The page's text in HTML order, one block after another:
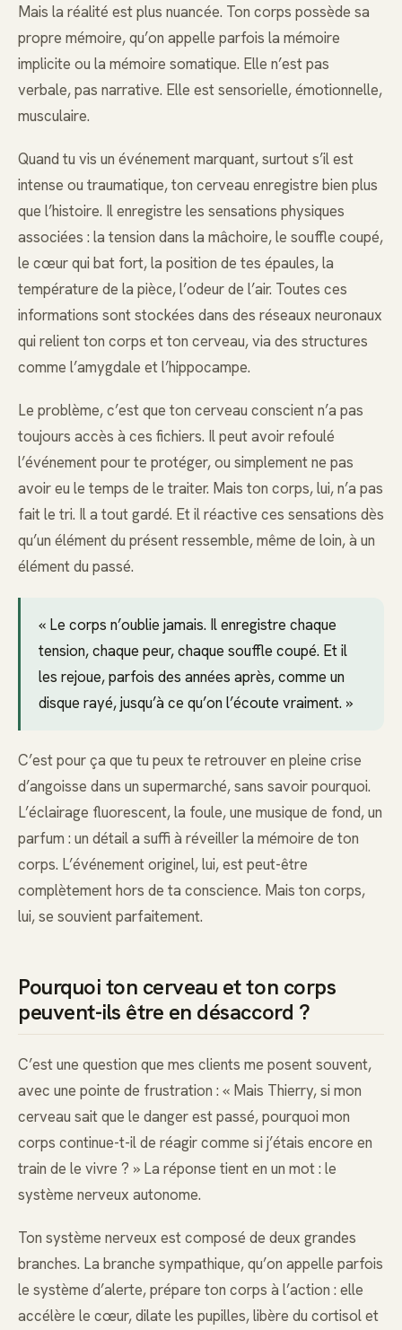
Mais la réalité est plus nuancée. Ton corps possède sa
propre mémoire, qu’on appelle parfois la mémoire
implicite ou la mémoire somatique. Elle n’est pas
verbale, pas narrative. Elle est sensorielle, émotionnelle,
musculaire.
Quand tu vis un événement marquant, surtout s’il est
intense ou traumatique, ton cerveau enregistre bien plus
que l’histoire. Il enregistre les sensations physiques
associées : la tension dans la mâchoire, le souffle coupé,
le cœur qui bat fort, la position de tes épaules, la
température de la pièce, l’odeur de l’air. Toutes ces
informations sont stockées dans des réseaux neuronaux
qui relient ton corps et ton cerveau, via des structures
comme l’amygdale et l’hippocampe.
Le problème, c’est que ton cerveau conscient n’a pas
toujours accès à ces fichiers. Il peut avoir refoulé
l’événement pour te protéger, ou simplement ne pas
avoir eu le temps de le traiter. Mais ton corps, lui, n’a pas
fait le tri. Il a tout gardé. Et il réactive ces sensations dès
qu’un élément du présent ressemble, même de loin, à un
élément du passé.
« Le corps n’oublie jamais. Il enregistre chaque
tension, chaque peur, chaque souffle coupé. Et il
les rejoue, parfois des années après, comme un
disque rayé, jusqu’à ce qu’on l’écoute vraiment. »
C’est pour ça que tu peux te retrouver en pleine crise
d’angoisse dans un supermarché, sans savoir pourquoi.
L’éclairage fluorescent, la foule, une musique de fond, un
parfum : un détail a suffi à réveiller la mémoire de ton
corps. L’événement originel, lui, est peut-être
complètement hors de ta conscience. Mais ton corps,
lui, se souvient parfaitement.
Pourquoi ton cerveau et ton corps
peuvent-ils être en désaccord ?
C’est une question que mes clients me posent souvent,
avec une pointe de frustration : « Mais Thierry, si mon
cerveau sait que le danger est passé, pourquoi mon
corps continue-t-il de réagir comme si j’étais encore en
train de le vivre ? » La réponse tient en un mot : le
système nerveux autonome.
Ton système nerveux est composé de deux grandes
branches. La branche sympathique, qu’on appelle parfois
le système d’alerte, prépare ton corps à l’action : elle
accélère le cœur, dilate les pupilles, libère du cortisol et